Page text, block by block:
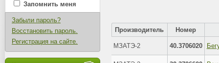
Запомнить меня
Забыли пароль?
Восстановить пароль.
Регистрация на сайте.
Производитель Номер
МЗАТЭ-2 40.3706020